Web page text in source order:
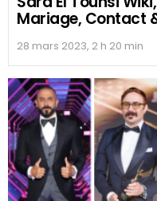
Mariage, Contact
28 mars 2023, 2 h 20 min